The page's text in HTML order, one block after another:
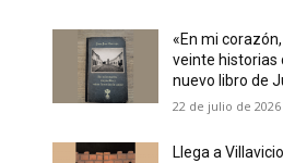
«En mi
veinte historias
nuevo libro de
22 de julio de 2026
Llega a